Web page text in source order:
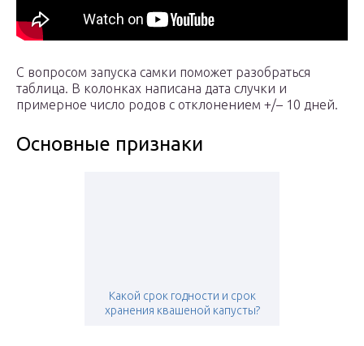
С вопросом запуска самки поможет разобраться
таблица. В колонках написана дата случки и
примерное число родов с отклонением +/– 10 дней.
Основные признаки
Какой срок годности и срок
хранения квашеной капусты?